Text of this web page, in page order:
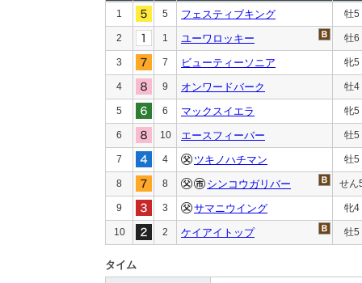
1 5 フェスティブキング 牡5
2 1 ユーワロッキー 牡6
3 7 ビューティーソニア 牝5
4 9 オンワードバーク 牡4
5 6 マックスイエラ 牝5
6 10 エースフィーバー 牡5
7 4 ツキノハチマン 牡5
8 8 シンコウガリバー せん
9 3 サマニウイング 牝4
10 2 ケイアイトップ 牡5
タイム